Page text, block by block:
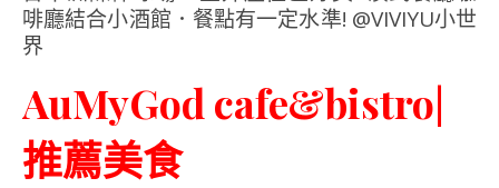
AuMyGod cafe&bistro|
推薦美食